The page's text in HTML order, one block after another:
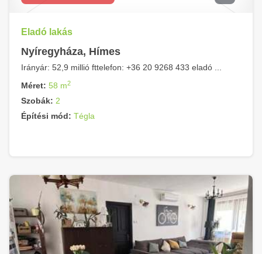
Eladó lakás
Nyíregyháza, Hímes
Irányár: 52,9 millió fttelefon: +36 20 9268 433 eladó ...
Méret: 58 m2
Szobák: 2
Építési mód: Tégla